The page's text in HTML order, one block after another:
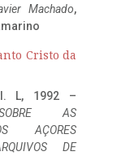
Machado,
Cristo da
L, 1992 –
SOBRE AS
AÇORES
DE